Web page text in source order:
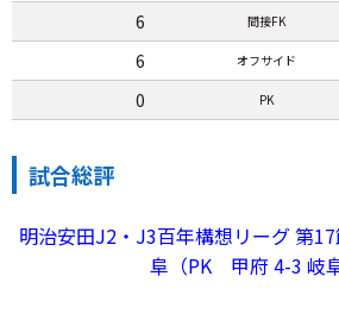
6
間接FK
6
オフサイド
0
PK
試合総評
明治安田J2・J3百年構想リーグ
阜（PK 甲府 4-3 岐